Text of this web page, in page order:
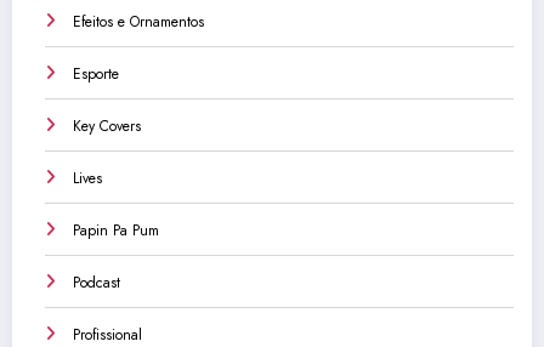
Efeitos e Ornamentos
Esporte
Key Covers
Lives
Papin Pa Pum
Podcast
Profissional